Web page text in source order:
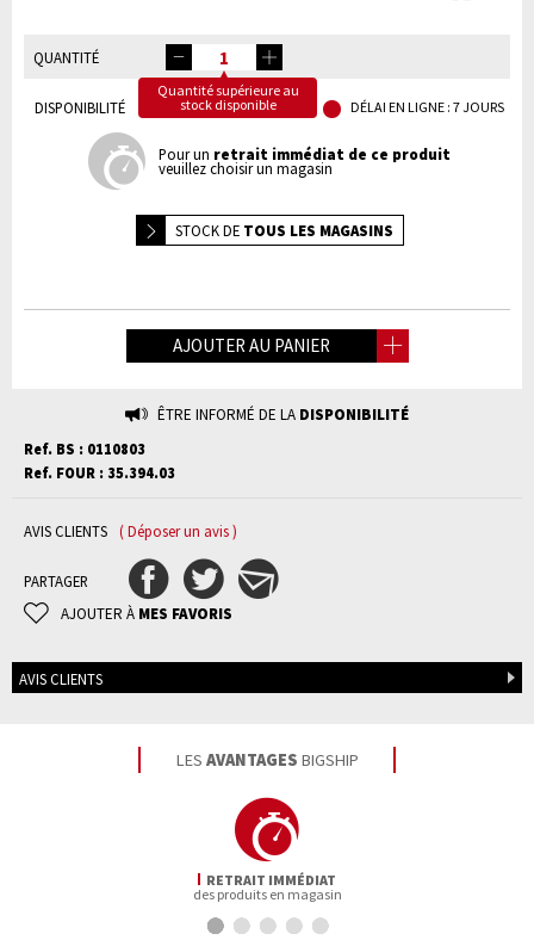
QUANTITÉ
Quantité supérieure au
stock disponible
DISPONIBILITÉ DÉLAI EN LIGNE : 7 JOURS
Pour un retrait immédiat de ce produit
veuillez choisir un magasin
STOCK DE TOUS LES MAGASINS
AJOUTER AU PANIER
ÊTRE INFORMÉ DE LA DISPONIBILITÉ
Ref. BS : 0110803
Ref. FOUR : 35.394.03
AVIS CLIENTS ( Déposer un avis )
PARTAGER
AJOUTER À MES FAVORIS
AVIS CLIENTS
LES AVANTAGES BIGSHIP
RETRAIT IMMÉDIAT
des produits en magasin